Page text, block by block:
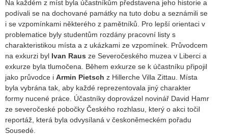
Na každém z míst byla účastníkům představena jeho historie a
podívali se na dochované památky na tuto dobu a seznámili se
i se vzpomínkami některého z pamětníků. Pro lepší orientaci v
problematice byly studentům rozdány pracovní listy s
charakteristikou místa a z ukázkami ze vzpomínek. Průvodcem
na exkurzi byl Ivan Raus ze Severočeského muzea v Liberci a
exkurze byla tlumočena. Během exkurze se k účastníku připojil
jako průvodce i Armin Pietsch z Hillerche Villa Zittau. Místa
byla vybrána tak, aby každé reprezentovala jiný charakter
formy nucené práce. Účastníky doprovázel novinář David Hamr
ze severočeské pobočky Českého rozhlasu, který o akci točil
reportáž, která byla odvysílaná v českoněmeckém pořadu
Sousedé.